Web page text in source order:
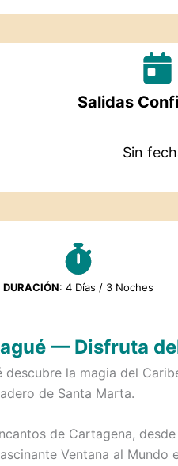
Salidas
Sin
DURACIÓN: 4 Días / 3 Noches
— Disfruta
descubre la magia del
de Santa Marta.
de Cartagena,
Ventana al